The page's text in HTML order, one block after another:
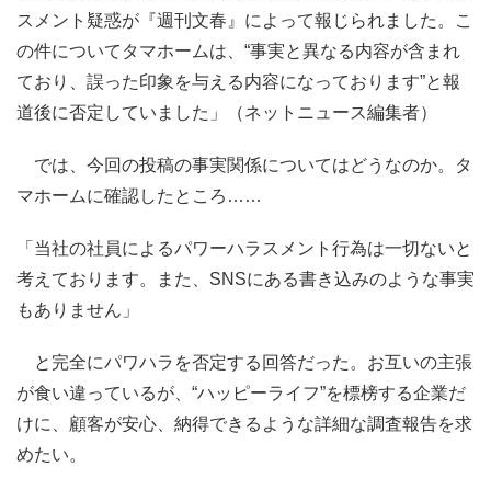
スメント疑惑が『週刊文春』によって報じられました。こ
の件についてタマホームは、“事実と異なる内容が含まれ
ており、誤った印象を与える内容になっております”と報
道後に否定していました」（ネットニュース編集者）
では、今回の投稿の事実関係についてはどうなのか。タ
マホームに確認したところ……
「当社の社員によるパワーハラスメント行為は一切ないと
考えております。また、SNSにある書き込みのような事実
もありません」
と完全にパワハラを否定する回答だった。お互いの主張
が食い違っているが、“ハッピーライフ”を標榜する企業だ
けに、顧客が安心、納得できるような詳細な調査報告を求
めたい。